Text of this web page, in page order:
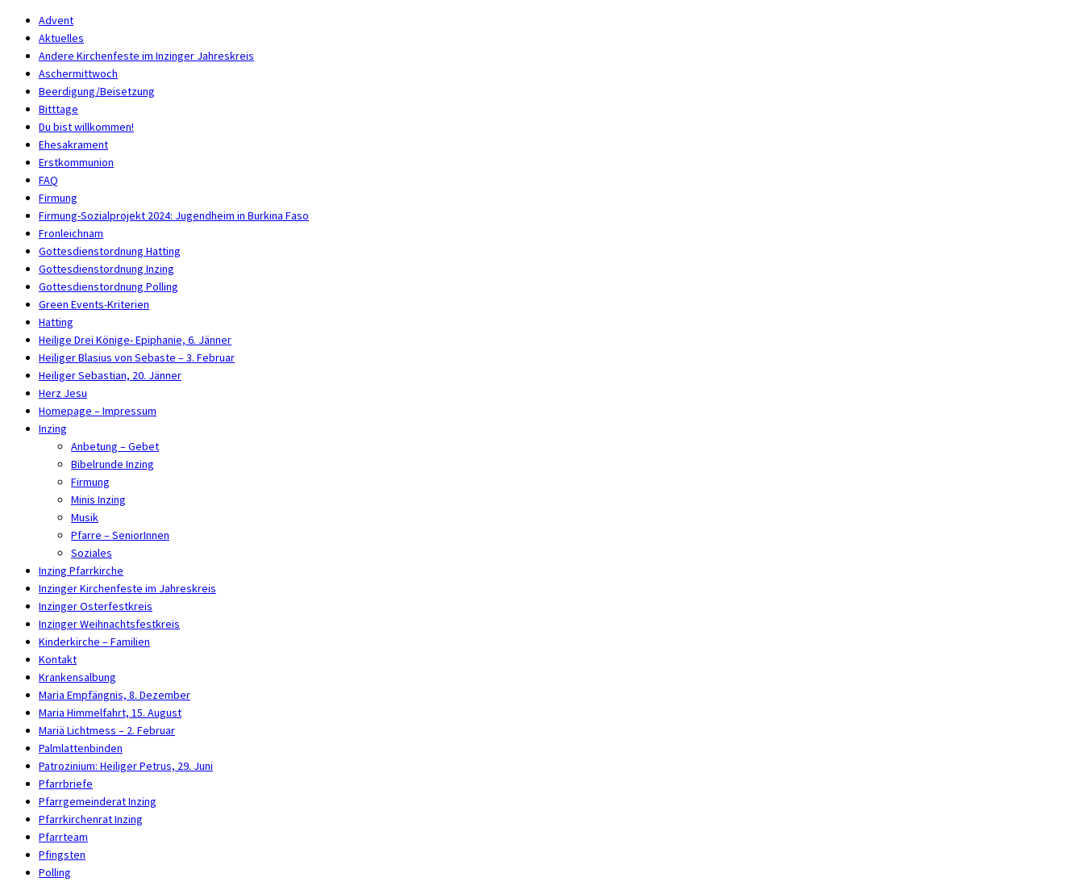
Advent
Aktuelles
Andere Kirchenfeste im Inzinger Jahreskreis
Aschermittwoch
Beerdigung/Beisetzung
Bitttage
Du bist willkommen!
Ehesakrament
Erstkommunion
FAQ
Firmung
Firmung-Sozialprojekt 2024: Jugendheim in Burkina Faso
Fronleichnam
Gottesdienstordnung Hatting
Gottesdienstordnung Inzing
Gottesdienstordnung Polling
Green Events-Kriterien
Hatting
Heilige Drei Könige- Epiphanie, 6. Jänner
Heiliger Blasius von Sebaste – 3. Februar
Heiliger Sebastian, 20. Jänner
Herz Jesu
Homepage – Impressum
Inzing
Anbetung – Gebet
Bibelrunde Inzing
Firmung
Minis Inzing
Musik
Pfarre – SeniorInnen
Soziales
Inzing Pfarrkirche
Inzinger Kirchenfeste im Jahreskreis
Inzinger Osterfestkreis
Inzinger Weihnachtsfestkreis
Kinderkirche – Familien
Kontakt
Krankensalbung
Maria Empfängnis, 8. Dezember
Maria Himmelfahrt, 15. August
Mariä Lichtmess – 2. Februar
Palmlattenbinden
Patrozinium: Heiliger Petrus, 29. Juni
Pfarrbriefe
Pfarrgemeinderat Inzing
Pfarrkirchenrat Inzing
Pfarrteam
Pfingsten
Polling